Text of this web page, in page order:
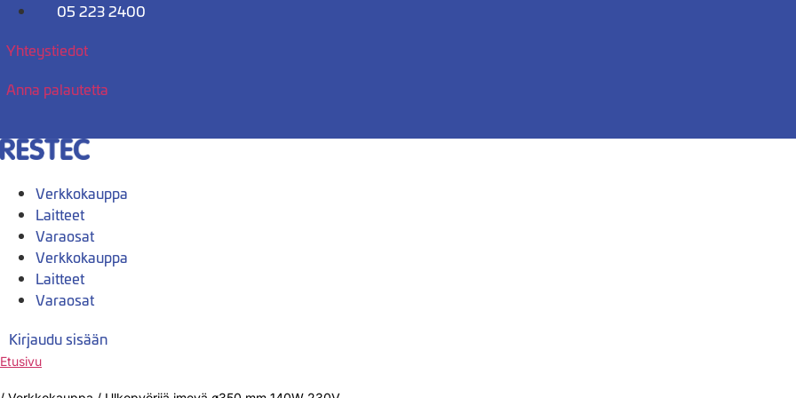
Mene
05 223 2400
Yhteystiedot
Anna palautetta
Verkkokauppa
Laitteet
Varaosat
Verkkokauppa
Laitteet
Varaosat
Kirjaudu sisään
Etusivu